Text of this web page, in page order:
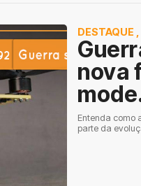
DESTAQUE
nova
Entenda como
parte da